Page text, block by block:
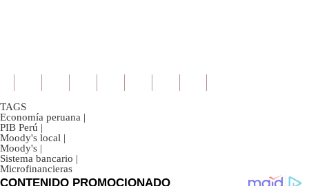
TAGS
Economía peruana |
PIB Perú |
Moody's local |
Moody's |
Sistema bancario |
Microfinancieras